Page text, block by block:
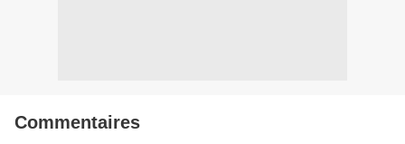
Commentaires